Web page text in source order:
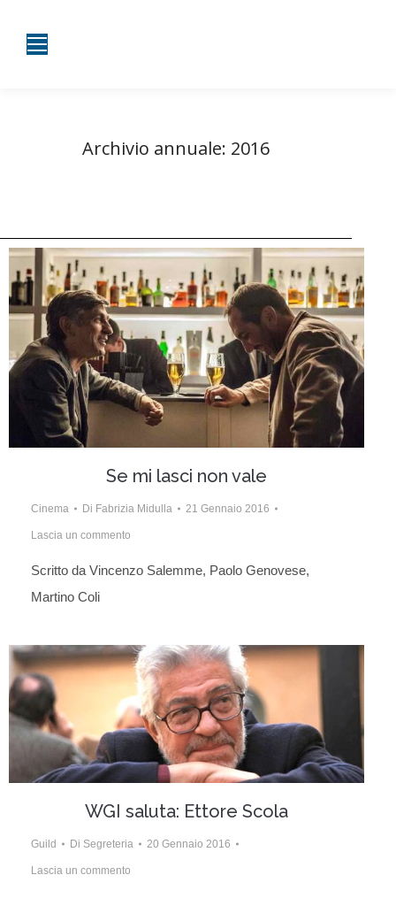
Archivio annuale: 2016
Se mi lasci non vale
Cinema Di Fabrizia Midulla 21 Gennaio 2016
Lascia un commento
Scritto da Vincenzo Salemme, Paolo Genovese,
Martino Coli
WGI saluta: Ettore Scola
Guild Di Segreteria 20 Gennaio 2016
Lascia un commento